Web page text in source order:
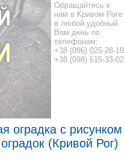
Обращайтесь к
нам в Кривом Роге
в любой удобный
Вам день по
телефонам:
+38 (096) 025-28-19
+38 (098) 615-33-02
оградка с рисунком
(Кривой Рог)